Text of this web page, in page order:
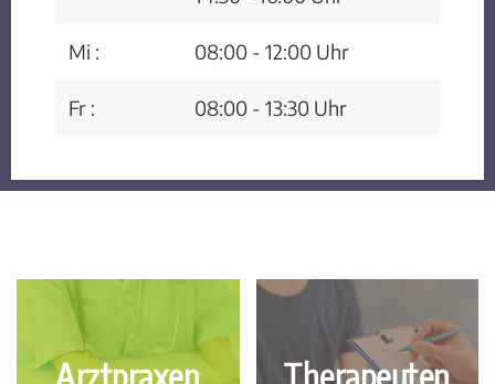
Mi : 08:00 - 12:00 Uhr
Fr : 08:00 - 13:30 Uhr